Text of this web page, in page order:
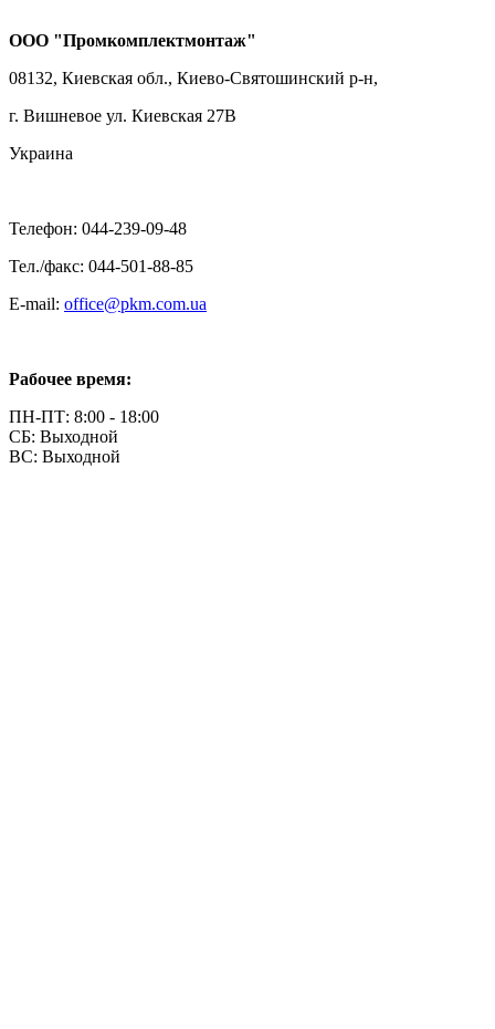
ООО "Промкомплектмонтаж"
08132, Киевская обл., Киево-Святошинский р-н,
г. Вишневое ул. Киевская 27В
Украина
Телефон: 044-239-09-48
Тел./факс: 044-501-88-85
E-mail: office@pkm.com.ua
Рабочее время:
ПН-ПТ: 8:00 - 18:00
СБ: Выходной
ВС: Выходной